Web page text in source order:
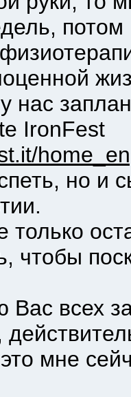
потом
IronFest
но и
чтобы
всех за
мне